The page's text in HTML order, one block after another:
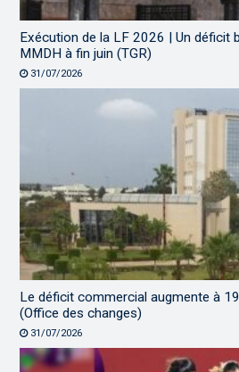
Exécution de la LF 2026 | Un déficit
MMDH à fin juin (TGR)
31/07/2026
Le déficit commercial augmente à
(Office des changes)
31/07/2026